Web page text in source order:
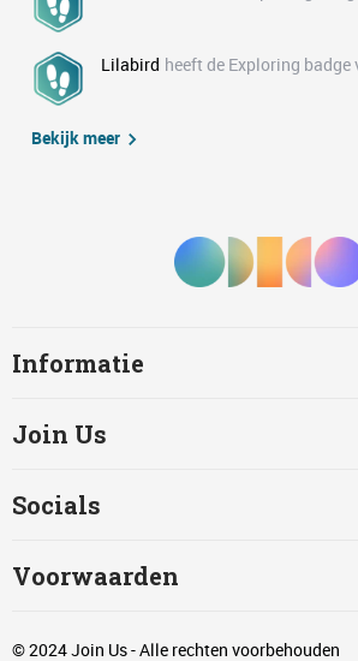
Lilabird heeft de Exploring badge
Bekijk meer
Informatie
Join Us
Socials
Voorwaarden
© 2024 Join Us - Alle rechten voorbehouden